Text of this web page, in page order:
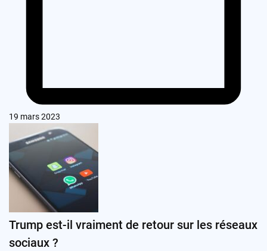
19 mars 2023
Trump est-il vraiment de retour sur les réseaux
sociaux ?